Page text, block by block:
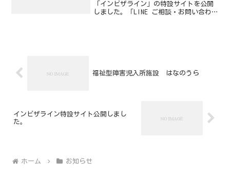
「インビザライン」の特設サイトを公開
しました。「LINE ご相談・お問い合わ
福祉型障害児入所施設 はなのうら
インビザライン特設サイト公開しまし
た。
ホーム お知らせ